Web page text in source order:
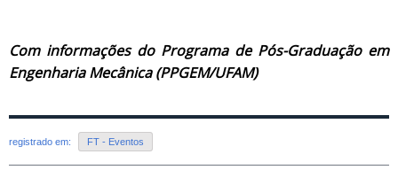
Com informações do Programa de Pós-Graduação em
Engenharia Mecânica (PPGEM/UFAM)
registrado em: FT - Eventos